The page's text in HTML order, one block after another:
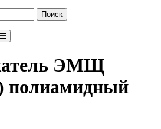
Поиск
ЭМЩ
полиамидный